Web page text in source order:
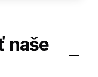
naše